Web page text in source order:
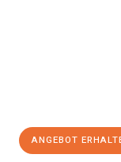
ANGEBOT